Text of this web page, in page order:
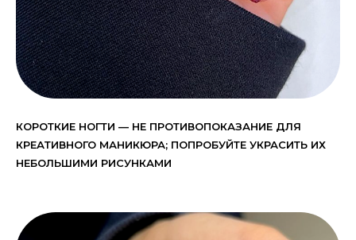
КОРОТКИЕ НОГТИ — НЕ ПРОТИВОПОКАЗАНИЕ ДЛЯ
КРЕАТИВНОГО МАНИКЮРА; ПОПРОБУЙТЕ УКРАСИТЬ ИХ
НЕБОЛЬШИМИ РИСУНКАМИ